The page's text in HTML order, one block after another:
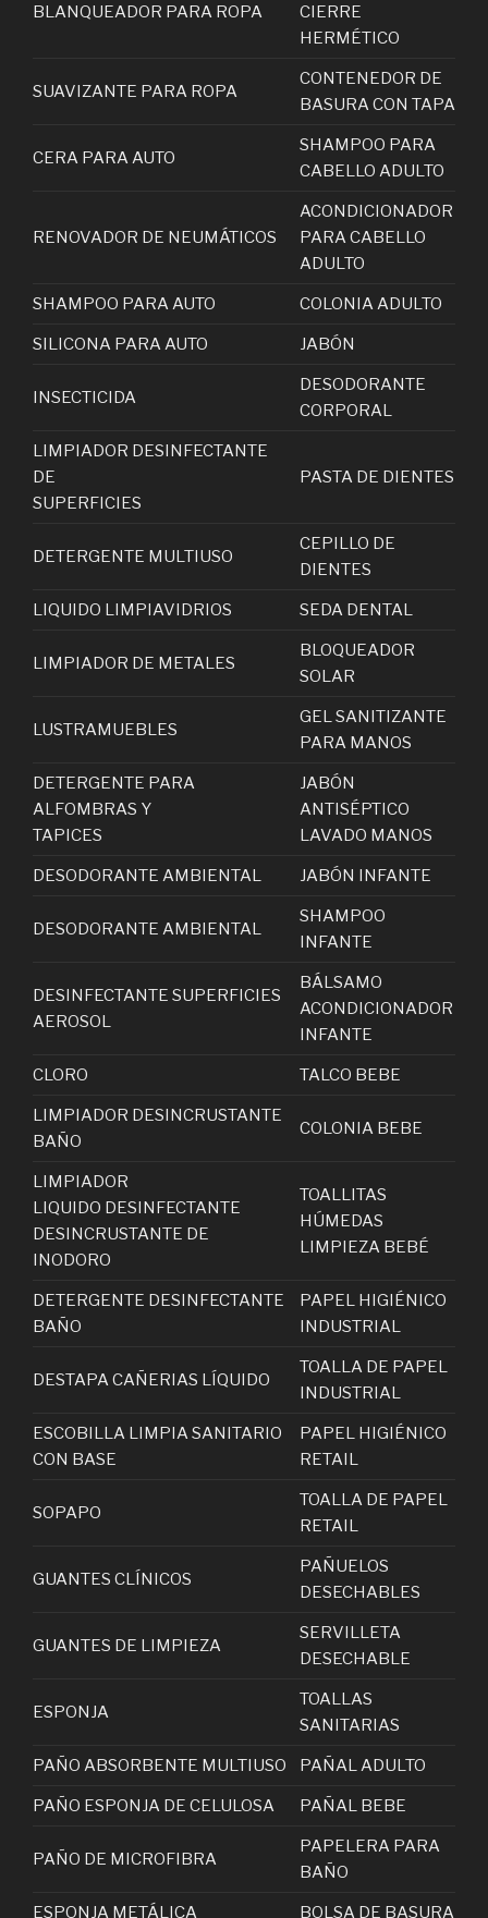
BLANQUEADOR PARA ROPA
CIERRE
HERMÉTICO
SUAVIZANTE PARA ROPA
CONTENEDOR DE
BASURA CON TAPA
CERA PARA AUTO
SHAMPOO PARA
CABELLO ADULTO
RENOVADOR DE NEUMÁTICOS
ACONDICIONADOR
PARA CABELLO
ADULTO
SHAMPOO PARA AUTO COLONIA ADULTO
SILICONA PARA AUTO JABÓN
INSECTICIDA
DESODORANTE
CORPORAL
LIMPIADOR DESINFECTANTE
DE
SUPERFICIES
PASTA DE DIENTES
DETERGENTE MULTIUSO
CEPILLO DE
DIENTES
LIQUIDO LIMPIAVIDRIOS SEDA DENTAL
LIMPIADOR DE METALES
BLOQUEADOR
SOLAR
LUSTRAMUEBLES
GEL SANITIZANTE
PARA MANOS
DETERGENTE PARA
ALFOMBRAS Y
TAPICES
JABÓN
ANTISÉPTICO
LAVADO MANOS
DESODORANTE AMBIENTAL JABÓN INFANTE
DESODORANTE AMBIENTAL
SHAMPOO
INFANTE
DESINFECTANTE SUPERFICIES
AEROSOL
BÁLSAMO
ACONDICIONADOR
INFANTE
CLORO TALCO BEBE
LIMPIADOR DESINCRUSTANTE
BAÑO
COLONIA BEBE
LIMPIADOR
LIQUIDO DESINFECTANTE
DESINCRUSTANTE DE
INODORO
TOALLITAS
HÚMEDAS
LIMPIEZA BEBÉ
DETERGENTE DESINFECTANTE
BAÑO
PAPEL HIGIÉNICO
INDUSTRIAL
DESTAPA CAÑERIAS LÍQUIDO
TOALLA DE PAPEL
INDUSTRIAL
ESCOBILLA LIMPIA SANITARIO
CON BASE
PAPEL HIGIÉNICO
RETAIL
SOPAPO
TOALLA DE PAPEL
RETAIL
GUANTES CLÍNICOS
PAÑUELOS
DESECHABLES
GUANTES DE LIMPIEZA
SERVILLETA
DESECHABLE
ESPONJA
TOALLAS
SANITARIAS
PAÑO ABSORBENTE MULTIUSO PAÑAL ADULTO
PAÑO ESPONJA DE CELULOSA PAÑAL BEBE
PAÑO DE MICROFIBRA
PAPELERA PARA
BAÑO
ESPONJA METÁLICA BOLSA DE BASURA